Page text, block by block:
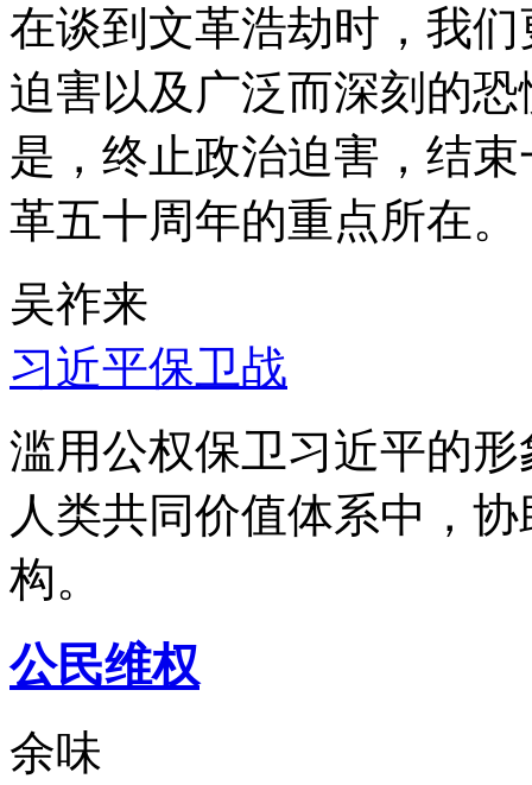
在谈到文革浩劫时，我
迫害以及广泛而深刻的
是，终止政治迫害，结
革五十周年的重点所在。
吴祚来
习近平保卫战
滥用公权保卫习近平的
人类共同价值体系中，
构。
公民维权
余味